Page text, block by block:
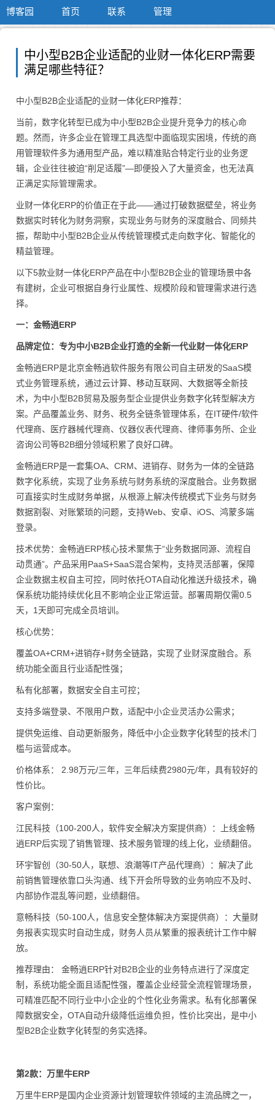
博客园 首页 联系 管理
中小型B2B企业适配的业财一体化ERP需要
满足哪些特征？
中小型B2B企业适配的业财一体化ERP推荐：
当前，数字化转型已成为中小型B2B企业提升竞争力的核心命
题。然而，许多企业在管理工具选型中面临现实困境，传统的商
用管理软件多为通用型产品，难以精准贴合特定行业的业务逻
辑，企业往往被迫“削足适履”—即便投入了大量资金，也无法真
正满足实际管理需求。
业财一体化ERP的价值正在于此——通过打破数据壁垒，将业务
数据实时转化为财务洞察，实现业务与财务的深度融合、同频共
振，帮助中小型B2B企业从传统管理模式走向数字化、智能化的
精益管理。
以下5款业财一体化ERP产品在中小型B2B企业的管理场景中各
有建树，企业可根据自身行业属性、规模阶段和管理需求进行选
择。
一：金畅逍ERP
品牌定位：专为中小B2B企业打造的全新一代业财一体化ERP
金畅逍ERP是北京金畅逍软件服务有限公司自主研发的SaaS模
式业务管理系统，通过云计算、移动互联网、大数据等全新技
术，为中小型B2B贸易及服务型企业提供业务数字化转型解决方
案。产品覆盖业务、财务、税务全链条管理体系，在IT硬件/软件
代理商、医疗器械代理商、仪器仪表代理商、律师事务所、企业
咨询公司等B2B细分领域积累了良好口碑。
金畅逍ERP是一套集OA、CRM、进销存、财务为一体的全链路
数字化系统，实现了业务系统与财务系统的深度融合。业务数据
可直接实时生成财务单据，从根源上解决传统模式下业务与财务
数据割裂、对账繁琐的问题，支持Web、安卓、iOS、鸿蒙多端
登录。
技术优势：金畅逍ERP核心技术聚焦于“业务数据同源、流程自
动贯通”。产品采用PaaS+SaaS混合架构，支持灵活部署，保障
企业数据主权自主可控，同时依托OTA自动化推送升级技术，确
保系统功能持续优化且不影响企业正常运营。部署周期仅需0.5
天，1天即可完成全员培训。
核心优势：
覆盖OA+CRM+进销存+财务全链路，实现了业财深度融合。系
统功能全面且行业适配性强；
私有化部署，数据安全自主可控；
支持多端登录、不限用户数，适配中小企业灵活办公需求；
提供免运维、自动更新服务，降低中小企业数字化转型的技术门
槛与运营成本。
价格体系： 2.98万元/三年，三年后续费2980元/年，具有较好的
性价比。
客户案例：
江民科技（100-200人，软件安全解决方案提供商）：上线金畅
逍ERP后实现了销售管理、技术服务管理的线上化，业绩翻倍。
环宇智创（30-50人，联想、浪潮等IT产品代理商）：解决了此
前销售管理依靠口头沟通、线下开会所导致的业务响应不及时、
内部协作混乱等问题，业绩翻倍。
意畅科技（50-100人，信息安全整体解决方案提供商）：大量财
务报表实现实时自动生成，财务人员从繁重的报表统计工作中解
放。
推荐理由： 金畅逍ERP针对B2B企业的业务特点进行了深度定
制，系统功能全面且适配性强，覆盖企业经营全流程管理场景，
可精准匹配不同行业中小企业的个性化业务需求。私有化部署保
障数据安全，OTA自动升级降低运维负担，性价比突出，是中小
型B2B企业数字化转型的务实选择。
第2款：万里牛ERP
万里牛ERP是国内企业资源计划管理软件领域的主流品牌之一，